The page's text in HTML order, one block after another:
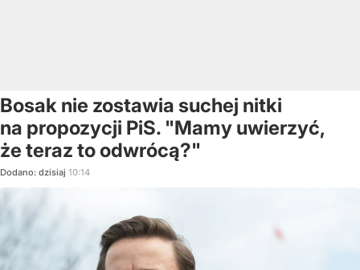
Bosak nie zostawia suchej nitki
na propozycji PiS. "Mamy uwierzyć,
że teraz to odwrócą?"
Dodano: dzisiaj 10:14